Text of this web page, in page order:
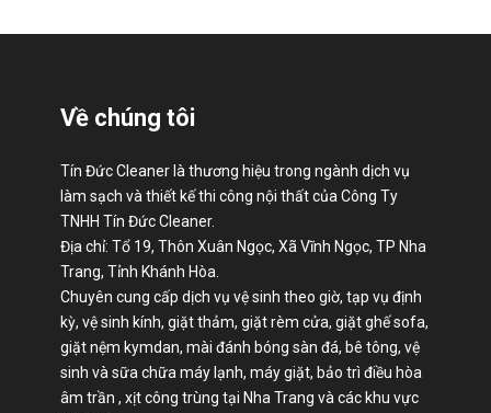
Về chúng tôi
Tín Đức Cleaner là thương hiệu trong ngành dịch vụ
làm sạch và thiết kế thi công nội thất của Công Ty
TNHH Tín Đức Cleaner.
Địa chỉ: Tổ 19, Thôn Xuân Ngọc, Xã Vĩnh Ngọc, TP Nha
Trang, Tỉnh Khánh Hòa.
Chuyên cung cấp dịch vụ vệ sinh theo giờ, tạp vụ định
kỳ, vệ sinh kính, giặt thảm, giặt rèm cửa, giặt ghế sofa,
giặt nệm kymdan, mài đánh bóng sàn đá, bê tông, vệ
sinh và sữa chữa máy lạnh, máy giặt, bảo trì điều hòa
âm trần , xịt công trùng tại Nha Trang và các khu vực